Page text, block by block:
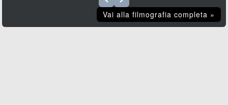
Vai alla filmografia completa »